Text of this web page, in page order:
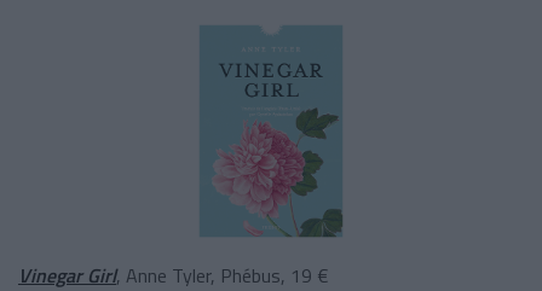
Vinegar Girl, Anne Tyler, Phébus, 19 €